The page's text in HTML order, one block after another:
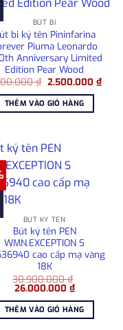
BÚT BI
bi ký tên Pininfarina
Piuma Leonardo
Anniversary Limited
Edition Pear Wood
₫ Giá
là:
3.400.000 ₫.
2.500.000 ₫Giá
THÊM VÀO GIỎ HÀNG
BÚT KÝ TÊN
Bút ký tên PEN
WMN.EXCEPTION S
cao cấp mạ vàng
18K
30.900.000₫
Giá
là:
30.900.000 ₫.
26.000.000 ₫Giá
hiện
tại
là:
THÊM VÀO GIỎ HÀNG